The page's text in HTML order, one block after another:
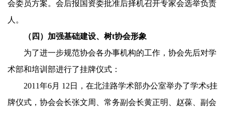
会委员方案。会后报国资委批准后择机召开专家会选举负责
人。
（四）加强基础建设、树t协会形象
为了进一步规范协会各办事机构的工作，协会先后对学
术部和培训部进行了挂牌仪式：
2011年6月 12 日，在北洼路学术部办公室举办了学术s挂
牌仪式，协会会长张文周、常务副会长黄正明、赵葆、副会